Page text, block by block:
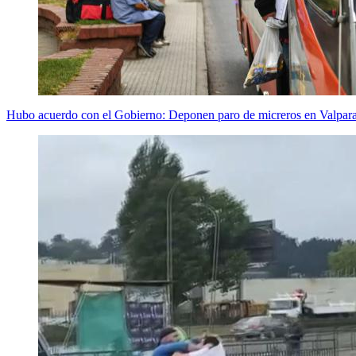
Hubo acuerdo con el Gobierno: Deponen paro de micreros en